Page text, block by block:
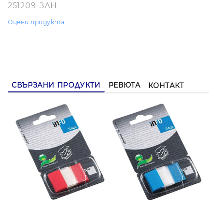
251209-ЗЛН
Оцени продукта
СВЪРЗАНИ ПРОДУКТИ РЕВЮТА КОНТАКТ